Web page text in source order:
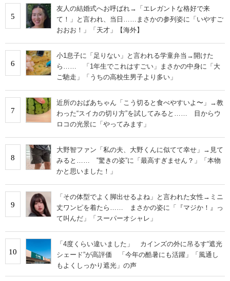
5
友人の結婚式へお呼ばれ→「エレガントな格好で来
て！」と言われ、当日……まさかの参列姿に「いやすご
おおお！」「天才」【海外】
6
小1息子に「足りない」と言われる学童弁当→開けた
ら…… 「1年生でこれはすごい」まさかの中身に「大
ご馳走」「うちの高校生男子より多い」
7
近所のおばあちゃん「こう切ると食べやすいよ〜」→教
わった“スイカの切り方”を試してみると…… 目からウ
ロコの光景に「やってみます」
8
大野智ファン「私の夫、大野くんに似てて幸せ」→見て
みると…… ‟驚きの姿”に「最高すぎません？」「本物
かと思いました！」
9
「その体型でよく脚出せるよね」と言われた女性→ミニ
丈ワンピを着たら…… まさかの姿に「『マジか！』っ
て叫んだ」「スーパーオシャレ」
10
「4度くらい違いました」 カインズの外に吊るす“遮光
シェード”が高評価 「今年の酷暑にも活躍」「風通し
もよくしっかり遮光」の声